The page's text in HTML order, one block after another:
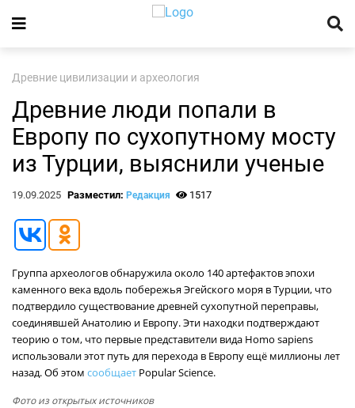
Древние цивилизации и археология
Древние люди попали в
Европу по сухопутному мосту
из Турции, выяснили ученые
19.09.2025 Разместил: Редакция 1517
Группа археологов обнаружила около 140 артефактов эпохи
каменного века вдоль побережья Эгейского моря в Турции, что
подтвердило существование древней сухопутной переправы,
соединявшей Анатолию и Европу. Эти находки подтверждают
теорию о том, что первые представители вида Homo sapiens
использовали этот путь для перехода в Европу ещё миллионы лет
назад. Об этом сообщает Popular Science.
Фото из открытых источников